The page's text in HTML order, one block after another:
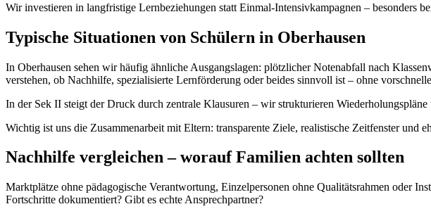
Wir investieren in langfristige Lernbeziehungen statt Einmal-Intensivkampagnen – besonders
Typische Situationen von Schülern in Oberhausen
In Oberhausen sehen wir häufig ähnliche Ausgangslagen: plötzlicher Notenabfall nach
verstehen, ob Nachhilfe, spezialisierte Lernförderung oder beides sinnvoll ist – ohne
In der Sek II steigt der Druck durch zentrale Klausuren – wir strukturieren
Wichtig ist uns die Zusammenarbeit mit Eltern: transparente Ziele, realistische Zeitfenster und
Nachhilfe vergleichen – worauf Familien achten sollten
Marktplätze ohne pädagogische Verantwortung, Einzelpersonen ohne Qualitätsrahmen oder
Fortschritte dokumentiert? Gibt es echte Ansprechpartner?